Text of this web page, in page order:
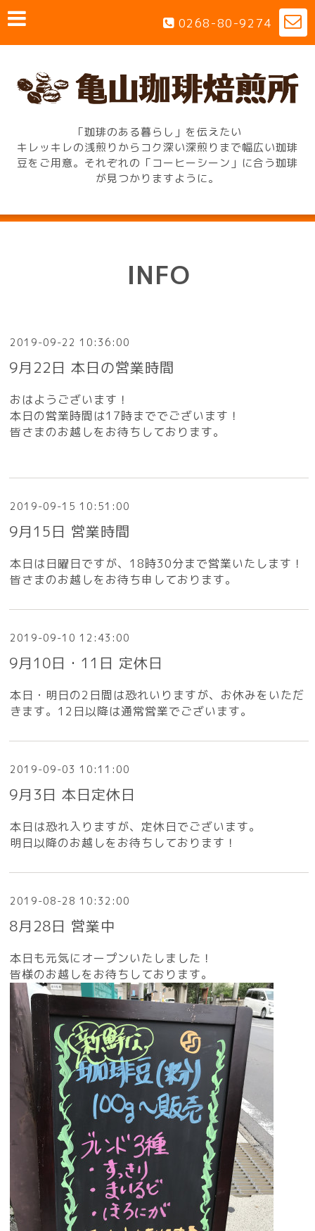
0268-80-9274
「珈琲のある暮らし」を伝えたい
キレッキレの浅煎りからコク深い深煎りまで幅広い珈琲
豆をご用意。それぞれの「コーヒーシーン」に合う珈琲
が見つかりますように。
INFO
2019-09-22 10:36:00
9月22日 本日の営業時間
おはようございます！
本日の営業時間は17時まででございます！
皆さまのお越しをお待ちしております。
2019-09-15 10:51:00
9月15日 営業時間
本日は日曜日ですが、18時30分まで営業いたします！
皆さまのお越しをお待ち申しております。
2019-09-10 12:43:00
9月10日・11日 定休日
本日・明日の2日間は恐れいりますが、お休みをいただ
きます。12日以降は通常営業でございます。
2019-09-03 10:11:00
9月3日 本日定休日
本日は恐れ入りますが、定休日でございます。
明日以降のお越しをお待ちしております！
2019-08-28 10:32:00
8月28日 営業中
本日も元気にオープンいたしました！
皆様のお越しをお待ちしております。